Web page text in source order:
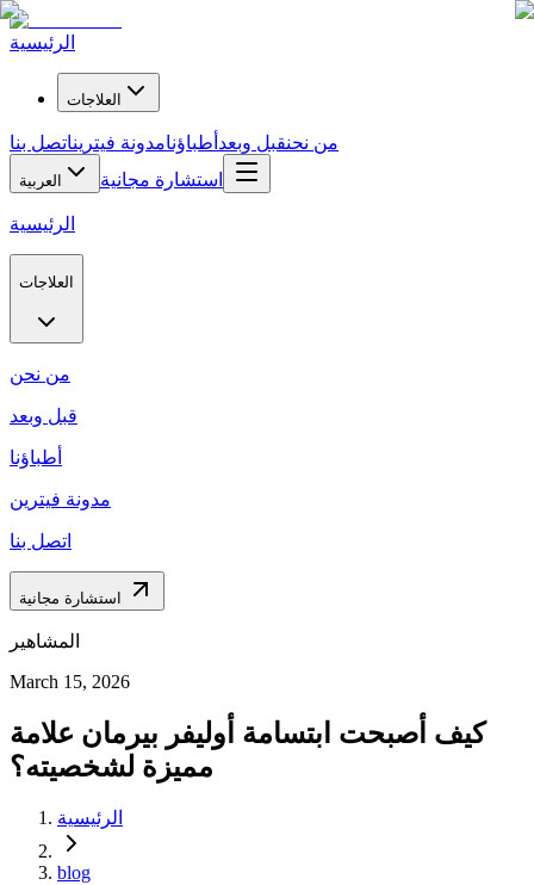
الرئيسية
العلاجات
من نحنقبل وبعد أطباؤنامدونة فيتريناتصل بنا
العربية استشارة مجانية
الرئيسية
العلاجات
من نحن
قبل وبعد
أطباؤنا
مدونة فيترين
اتصل بنا
استشارة مجانية
المشاهير
March 15, 2026
كيف أصبحت ابتسامة أوليفر بيرمان علامة
مميزة لشخصيته؟
الرئيسية
blog